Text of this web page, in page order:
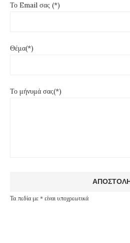
Το Email σας (*)
Θέμα(*)
Το μήνυμά σας(*)
Τα πεδία με * είναι υποχρεωτικά